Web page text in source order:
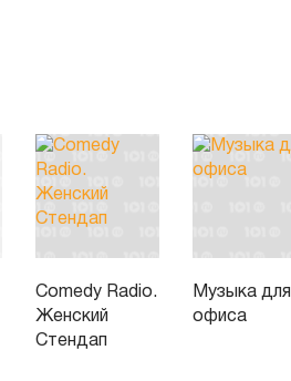
Comedy Radio.
Женский
Стендап
Музыка для
офиса